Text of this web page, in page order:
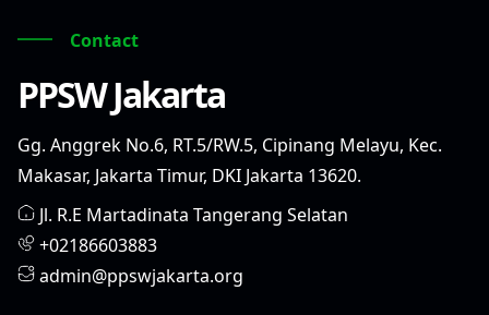
Contact
PPSW Jakarta
Gg. Anggrek No.6, RT.5/RW.5, Cipinang Melayu, Kec.
Makasar, Jakarta Timur, DKI Jakarta 13620.
Jl. R.E Martadinata Tangerang Selatan
+02186603883
admin@ppswjakarta.org